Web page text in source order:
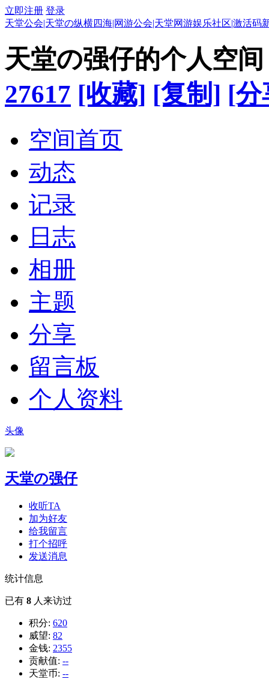
立即注册 登录
天堂公会|天堂の纵横四海|网游公会|天堂网游娱乐社区|激活码
天堂の强仔的个人空间
27617 [收藏] [复制] [分
空间首页
动态
记录
日志
相册
主题
分享
留言板
个人资料
头像
天堂の强仔
收听TA
加为好友
给我留言
打个招呼
发送消息
统计信息
已有 8 人来访过
积分: 620
威望: 82
金钱: 2355
贡献值: --
天堂币: --